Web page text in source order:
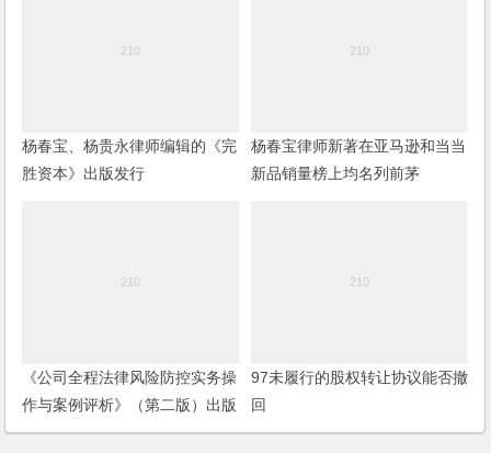
杨春宝、杨贵永律师编辑的《完
胜资本》出版发行
杨春宝律师新著在亚马逊和当当
新品销量榜上均名列前茅
《公司全程法律风险防控实务操
作与案例评析》（第二版）出版
发行
97未履行的股权转让协议能否撤
回